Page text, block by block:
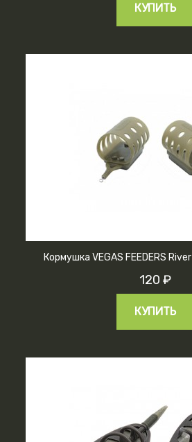
КУПИТЬ
Кормушка VEGAS FEEDERS
120 ₽
КУПИТЬ